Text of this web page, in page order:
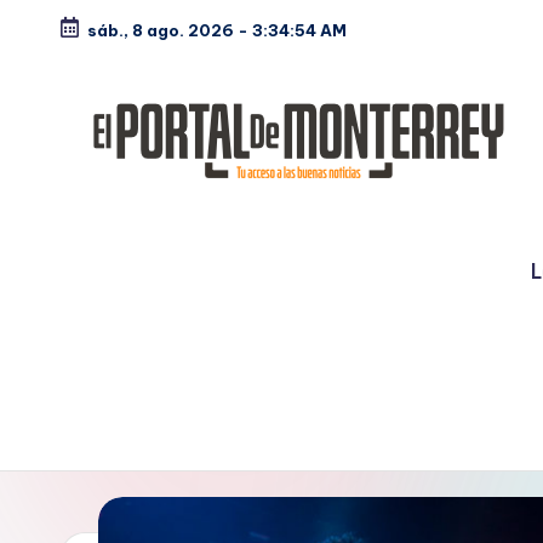
contenido
sáb., 8 ago. 2026 - 3:34:55 AM
a